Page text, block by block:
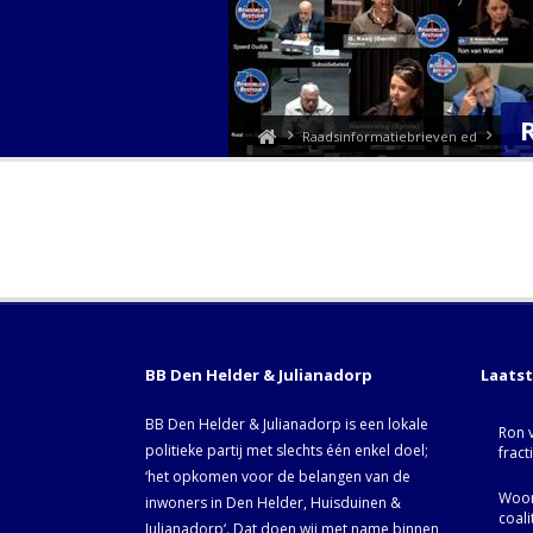
Raadsinformatiebrieven ed
BB Den Helder & Julianadorp
BB Den Helder & Julianadorp is een lokale
politieke partij met slechts één enkel doel;
‘het opkomen voor de belangen van de
inwoners in Den Helder, Huisduinen &
Julianadorp‘. Dat doen wij met name binnen
Ron